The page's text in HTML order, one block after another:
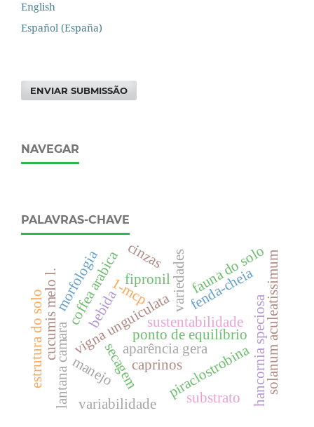
English
Español (España)
ENVIAR SUBMISSÃO
NAVEGAR
PALAVRAS-CHAVE
caprinos
vigna unguiculatasustentabilidade
coffea arabica
ponto de equilíbrio
aparência gera
1-mcp
hancornia speciosa
morfologia
cucumis melo l. variedades
fipronil
piraclostrobina
lantana camara solanum aculeatissimum
fenda-cheia
fauna do solo
manejo
estrutura do solo secagem
variabilidade
cinzas
substrato
bebida